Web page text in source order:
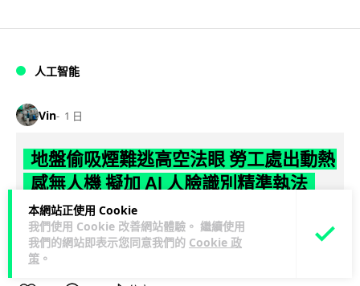
本網站正使用 Cookie
我們使用 Cookie 改善網站體驗。 繼續使用
我們的網站即表示您同意我們的 Cookie 政
策 。
人工智能
Vin 1 日
地盤偷吸煙難逃高空法眼 勞工處出動熱
感無人機 擬加 AI 人臉識別精準執法
勞工處投入配備熱感應鏡頭的小型無人機進行高空巡邏以打擊
地盤違例吸煙，並正研究於未來一年內引入 AI 人臉識別與行為
分析功能，結合三大技術進一...